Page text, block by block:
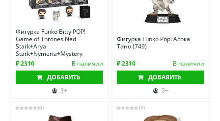
Фигурка Funko Bitty POP!
Game of Thrones Ned
Stark+Arya
Stark+Nymeria+Mystery
₽ 2310
В наличии
ДОБАВИТЬ
3+
Фигурка Funko Pop: Асока
Тано (749)
₽ 2310
В наличии
ДОБАВИТЬ
3+
(0) (0)